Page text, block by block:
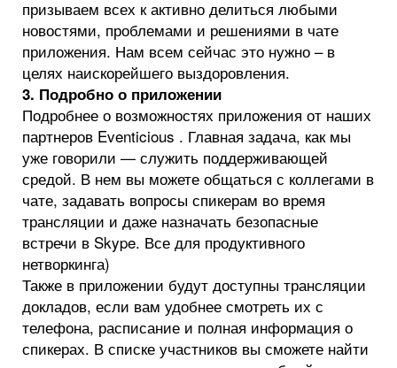
призываем всех к активно делиться любыми
новостями, проблемами и решениями в чате
приложения. Нам всем сейчас это нужно – в
целях наискорейшего выздоровления.
3. Подробно о приложении
Подробнее о возможностях приложения от наших
партнеров Eventicious . Главная задача, как мы
уже говорили — служить поддерживающей
средой. В нем вы можете общаться с коллегами в
чате, задавать вопросы спикерам во время
трансляции и даже назначать безопасные
встречи в Skype. Все для продуктивного
нетворкинга)
Также в приложении будут доступны трансляции
докладов, если вам удобнее смотреть их с
телефона, расписание и полная информация о
спикерах. В списке участников вы сможете найти